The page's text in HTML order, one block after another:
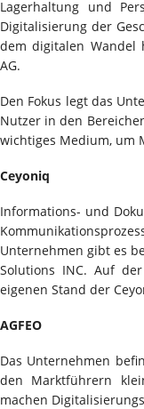
Lagerhaltung und
Digitalisierung der
dem digitalen Wandel
AG.
Den Fokus legt das
Nutzer in den
wichtiges Medium, um
Ceyoniq
Informations- und
Unternehmen gibt es
Solutions INC. Auf
eigenen Stand der
AGFEO
Das Unternehmen
den Marktführern
machen